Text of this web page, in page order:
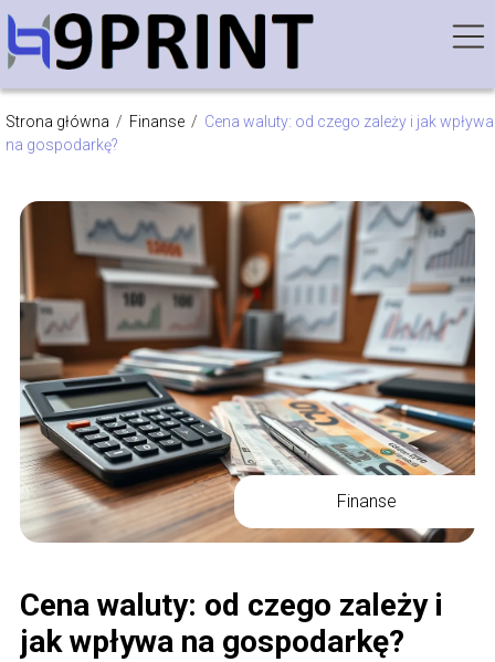
Strona główna / Finanse / Cena waluty: od czego zależy i jak wpływa
na gospodarkę?
Finanse
Cena waluty: od czego zależy i
jak wpływa na gospodarkę?